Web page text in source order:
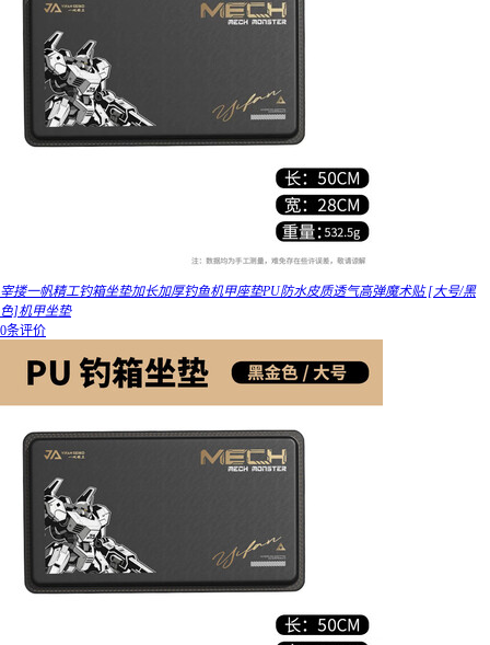
宰搂一帆精工钓箱坐垫加长加厚钓鱼机甲座垫PU防水皮质透气高弹魔术贴 [大号/黑
色]机甲坐垫
0条评价